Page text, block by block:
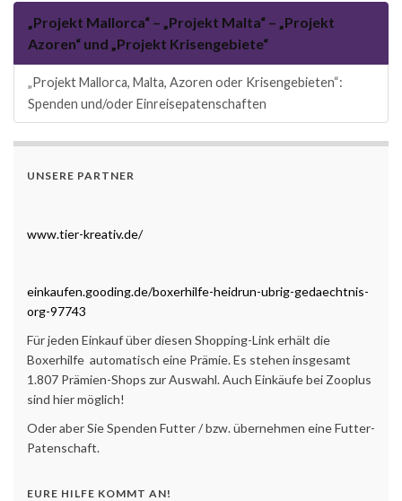
„Projekt Mallorca“ – „Projekt Malta“ – „Projekt
Azoren“ und „Projekt Krisengebiete“
„Projekt Mallorca, Malta, Azoren oder Krisengebieten“:
Spenden und/oder Einreisepatenschaften
UNSERE PARTNER
www.tier-kreativ.de/
einkaufen.gooding.de/boxerhilfe-heidrun-ubrig-gedaechtnis-
org-97743
Für jeden Einkauf über diesen Shopping-Link erhält die
Boxerhilfe automatisch eine Prämie. Es stehen insgesamt
1.807 Prämien-Shops zur Auswahl. Auch Einkäufe bei Zooplus
sind hier möglich!
Oder aber Sie Spenden Futter / bzw. übernehmen eine Futter-
Patenschaft.
EURE HILFE KOMMT AN!